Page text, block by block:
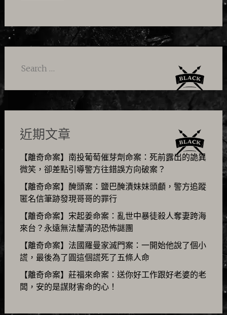
Search
近期文章
【離奇命案】南投葡萄催芽劑命案：死前露出的詭異
微笑，卻差點引導警方往錯誤方向破案？
【離奇命案】醃頭案：鹽巴醃漬妹妹頭顱，警方追蹤
匿名信筆跡發現哥哥的罪行
【離奇命案】宋起姜命案：亂世中暴徒殺人奪妻跨海
來台？永遠無法釐清的恐怖謎團
【離奇命案】法國羅曼家滅門案：一開始他說了個小
謊，最後為了圓這個謊死了五條人命
【離奇命案】莊福來命案：送你好工作跟好老婆的老
闆，安的是謀財害命的心！